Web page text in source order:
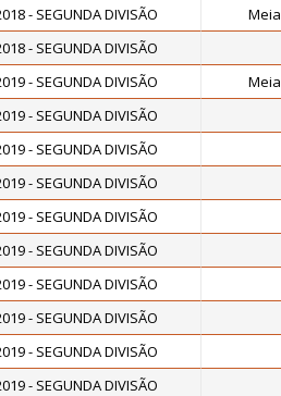
- SEGUNDA DIVISÃO
- SEGUNDA DIVISÃO
- SEGUNDA DIVISÃO
- SEGUNDA DIVISÃO
- SEGUNDA DIVISÃO
- SEGUNDA DIVISÃO
- SEGUNDA DIVISÃO
- SEGUNDA DIVISÃO
- SEGUNDA DIVISÃO
- SEGUNDA DIVISÃO
- SEGUNDA DIVISÃO
- SEGUNDA DIVISÃO